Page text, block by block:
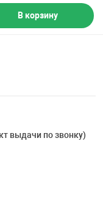
В корзину
выдачи по звонку)